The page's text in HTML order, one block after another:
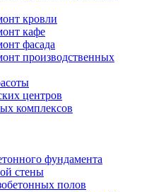
кровли
кафе
фасада
производственных
центров
комплексов
фундамента
стены
полов